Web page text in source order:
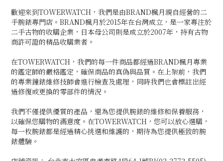
歡迎來到TOWERWATCH，我們是由BRAND楓月親自經營的二
手腕錶專門店。BRAND楓月於2015年在台灣成立，是一家專注於
二手古物的收購企業，日本母公司則是成立於2007年，持有古物
商許可證的精品收購業者。
在TOWERWATCH，我們的每一件商品都經過BRAND楓月專業
的鑑定師的嚴格鑑定，確保商品的真偽與品質。在上架前，我們
的專業鐘錶維修技師會進行檢查及處理，同時我們也會標註出經
過修復或更換的零部件的情況。
我們不僅提供優質的產品，還為您提供腕錶的維修和保養服務，
以確保您購物的滿意度。在TOWERWATCH，您可以放心選購，
每一枚腕錶都是經過精心挑選和維護的，期待為您提供極致的腕
錶體驗。